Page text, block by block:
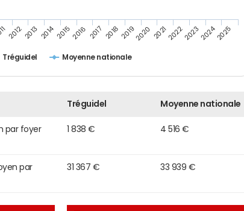
Tréguidel Moyenne nationale
20122013 201420152016 2017 201820192020 20212022202320242025
Tréguidel Moyenne nationale
par foyer
1 838 € 4 516 €
par
31 367 € 33 939 €